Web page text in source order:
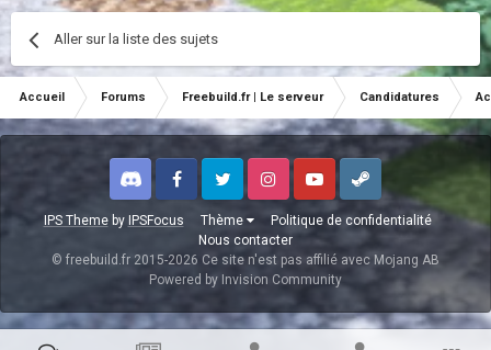
Aller sur la liste des sujets
Accueil Forums Freebuild.fr | Le serveur Candidatures
IPS Themeby IPSFocus Thème
Politique de confidentialité
Nous contacter
Discord FacebookTwitter InstagramYoutubeSteam
© freebuild.fr 2015-2026 Ce site n'est pas affilié avec Mojang AB
Powered by Invision Community